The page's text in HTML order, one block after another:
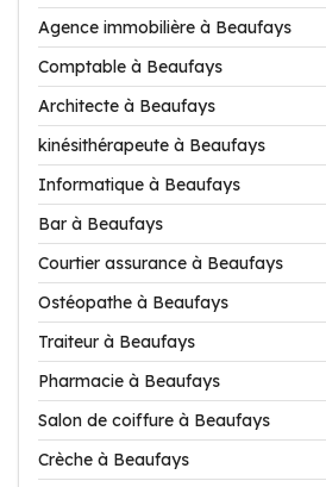
Agence immobilière à Beaufays
Comptable à Beaufays
Architecte à Beaufays
kinésithérapeute à Beaufays
Informatique à Beaufays
Bar à Beaufays
Courtier assurance à Beaufays
Ostéopathe à Beaufays
Traiteur à Beaufays
Pharmacie à Beaufays
Salon de coiffure à Beaufays
Crèche à Beaufays